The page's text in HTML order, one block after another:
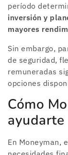
período
inversión y
mayores
Sin embargo,
de seguridad,
remuneradas
opciones
Cómo
ayudarte
En Moneyman,